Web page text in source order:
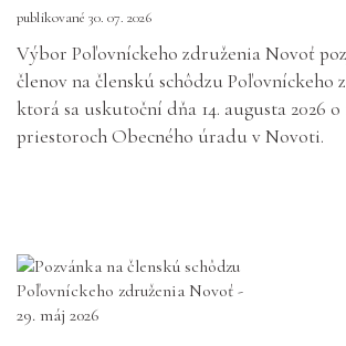
publikované 30. 07. 2026
Výbor Poľovníckeho združenia Novoť
členov na členskú schôdzu Poľovníckeho
ktorá sa uskutoční dňa 14. augusta 2026 o
priestoroch Obecného úradu v Novoti.